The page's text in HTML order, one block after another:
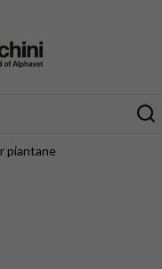
piantane